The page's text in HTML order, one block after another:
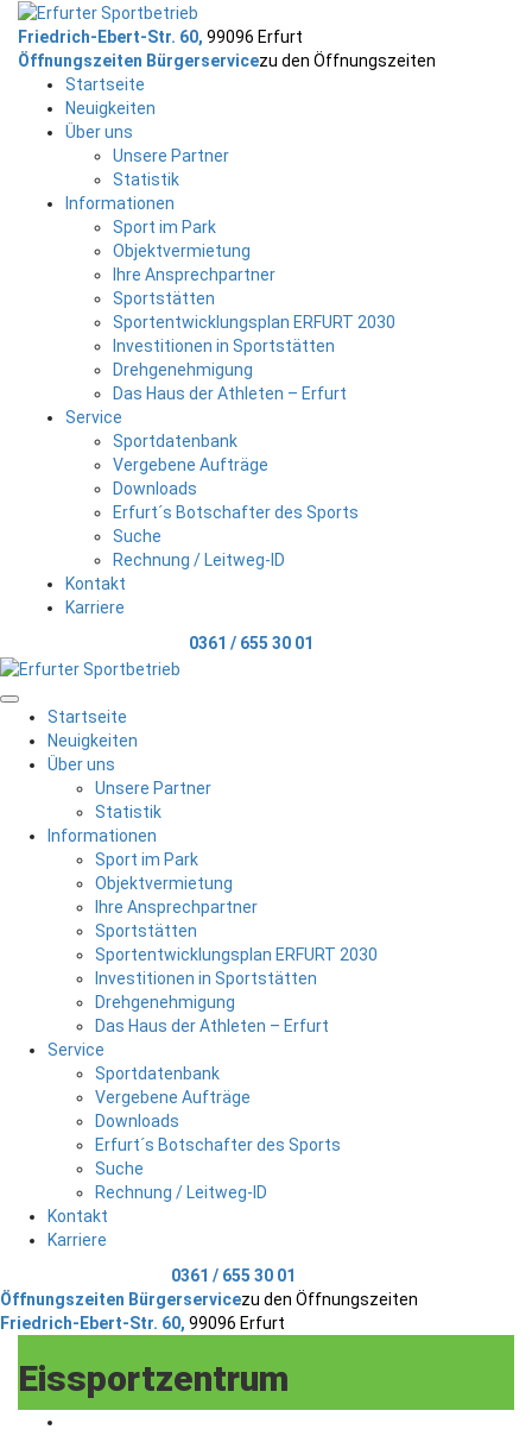
Friedrich-Ebert-Str. 60, 99096 Erfurt
Öffnungszeiten Bürgerservicezu den Öffnungszeiten
Startseite
Neuigkeiten
Über uns
Unsere Partner
Statistik
Informationen
Sport im Park
Objektvermietung
Ihre Ansprechpartner
Sportstätten
Sportentwicklungsplan ERFURT 2030
Investitionen in Sportstätten
Drehgenehmigung
Das Haus der Athleten – Erfurt
Service
Sportdatenbank
Vergebene Aufträge
Downloads
Erfurt´s Botschafter des Sports
Suche
Rechnung / Leitweg-ID
Kontakt
Karriere
0361 / 655 30 01
MenuStartseite
Neuigkeiten
Über uns
Unsere Partner
Statistik
Informationen
Sport im Park
Objektvermietung
Ihre Ansprechpartner
Sportstätten
Sportentwicklungsplan ERFURT 2030
Investitionen in Sportstätten
Drehgenehmigung
Das Haus der Athleten – Erfurt
Service
Sportdatenbank
Vergebene Aufträge
Downloads
Erfurt´s Botschafter des Sports
Suche
Rechnung / Leitweg-ID
Kontakt
Karriere
0361 / 655 30 01
Öffnungszeiten Bürgerservicezu den Öffnungszeiten
Friedrich-Ebert-Str. 60, 99096 Erfurt
Eissportzentrum